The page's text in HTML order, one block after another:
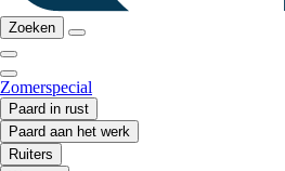
Zoeken
Zomerspecial
Paard in rust
Paard aan het werk
Ruiters